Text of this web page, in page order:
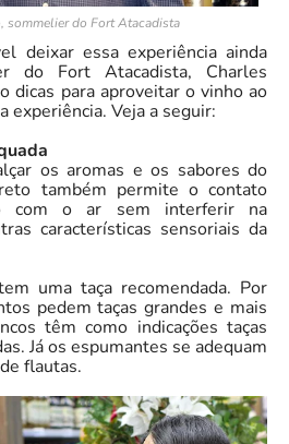
sommelier do Fort Atacadista
deixar essa experiência ainda
do Fort Atacadista, Charles
dicas para aproveitar o vinho ao
experiência. Veja a seguir:
os aromas e os sabores do
também permite o contato
com o ar sem interferir na
características sensoriais da
uma taça recomendada. Por
pedem taças grandes e mais
têm como indicações taças
Já os espumantes se adequam
flautas.